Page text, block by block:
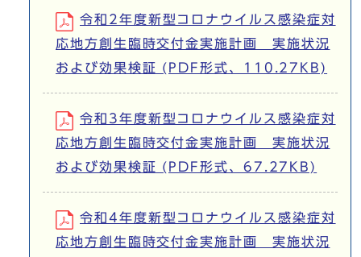
令和2年度新型コロナウイルス感染症対
応地方創生臨時交付金実施計画 実施状況
および効果検証 (PDF形式、110.27KB)
令和3年度新型コロナウイルス感染症対
応地方創生臨時交付金実施計画 実施状況
および効果検証 (PDF形式、67.27KB)
令和4年度新型コロナウイルス感染症対
応地方創生臨時交付金実施計画 実施状況